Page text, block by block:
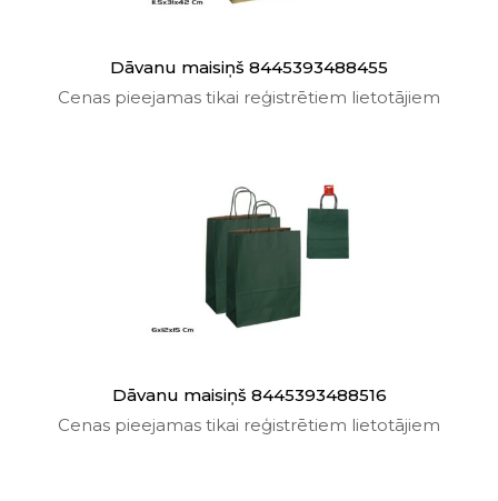
Dāvanu maisiņš 8445393488455
Cenas pieejamas tikai reģistrētiem lietotājiem
Dāvanu maisiņš 8445393488516
Cenas pieejamas tikai reģistrētiem lietotājiem